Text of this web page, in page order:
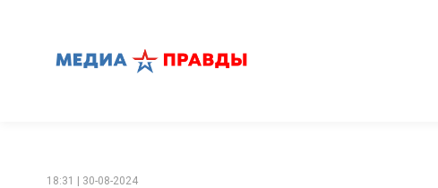
18:31 | 30-08-2024